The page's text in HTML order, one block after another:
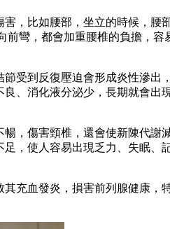
，比如腰部，坐立的時候，腰
前彎，都會加重腰椎的負擔，容
受到反復壓迫會形成炎性滲出
、消化液分泌少，長期就會出
，傷害頸椎，還會使新陳代謝
，使人容易出現乏力、失眠、
充血發炎，損害前列腺健康，